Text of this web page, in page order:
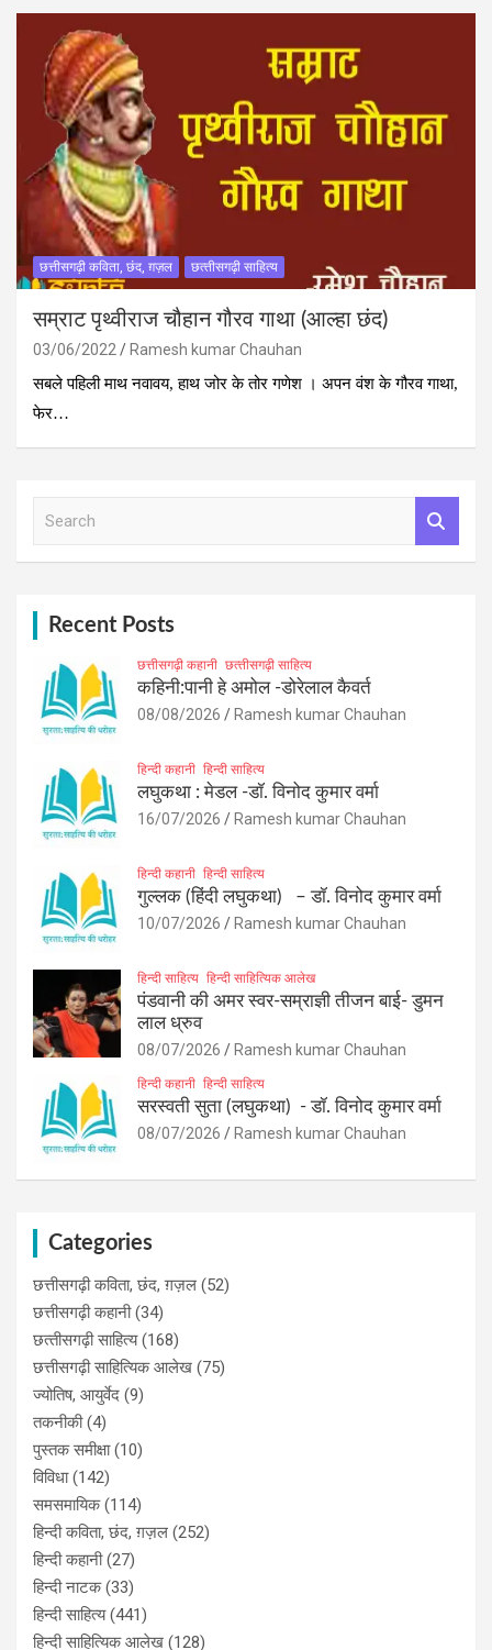
छत्तीसगढ़ी कविता, छंद, ग़ज़ल छत्‍तीसगढ़ी साहित्‍य
सम्राट पृथ्‍वीराज चौहान गौरव गाथा (आल्‍हा छंद)
03/06/2022
Ramesh kumar Chauhan
सबले पहिली माथ नवावय, हाथ जोर के तोर गणेश । अपन वंश के गौरव गाथा,
फेर…
Recent Posts
छत्तीसगढ़ी कहानी छत्‍तीसगढ़ी साहित्‍य
कहिनी:पानी हे अमोल -डोरेलाल कैवर्त
08/08/2026 Ramesh kumar Chauhan
हिन्दी कहानी हिन्दी साहित्य
लघुकथा : मेडल -डॉ. विनोद कुमार वर्मा
16/07/2026 Ramesh kumar Chauhan
हिन्दी कहानी हिन्दी साहित्य
गुल्लक (हिंदी लघुकथा) – डॉ. विनोद कुमार वर्मा
10/07/2026 Ramesh kumar Chauhan
हिन्दी साहित्य हिन्दी साहित्यिक आलेख
पंडवानी की अमर स्वर-सम्राज्ञी तीजन बाई- डुमन
लाल ध्रुव
08/07/2026 Ramesh kumar Chauhan
हिन्दी कहानी हिन्दी साहित्य
सरस्वती सुता (लघुकथा) ​- डॉ. विनोद कुमार वर्मा
08/07/2026 Ramesh kumar Chauhan
Categories
छत्तीसगढ़ी कविता, छंद, ग़ज़ल (52)
छत्तीसगढ़ी कहानी(34)
छत्‍तीसगढ़ी साहित्‍य(168)
छत्तीसगढ़ी साहित्यिक आलेख (75)
ज्योतिष, आयुर्वेद (9)
तकनीकी(4)
पुस्‍तक समीक्षा(10)
विविधा(142)
समसमायिक(114)
हिन्दी कविता, छंद, ग़ज़ल (252)
हिन्दी कहानी(27)
हिन्‍दी नाटक(33)
हिन्दी साहित्य(441)
हिन्दी साहित्यिक आलेख (128)